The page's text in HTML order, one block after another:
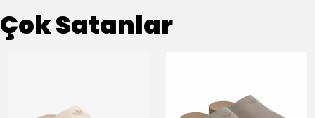
Çok Satanlar